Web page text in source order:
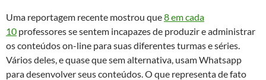
Uma reportagem recente mostrou que8 em cada
10 professores se sentem incapazes de produzir e administrar
os conteúdos on-line para suas diferentes turmas e séries.
Vários deles, e quase que sem alternativa, usam Whatsapp
para desenvolver seus conteúdos. O que representa de fato